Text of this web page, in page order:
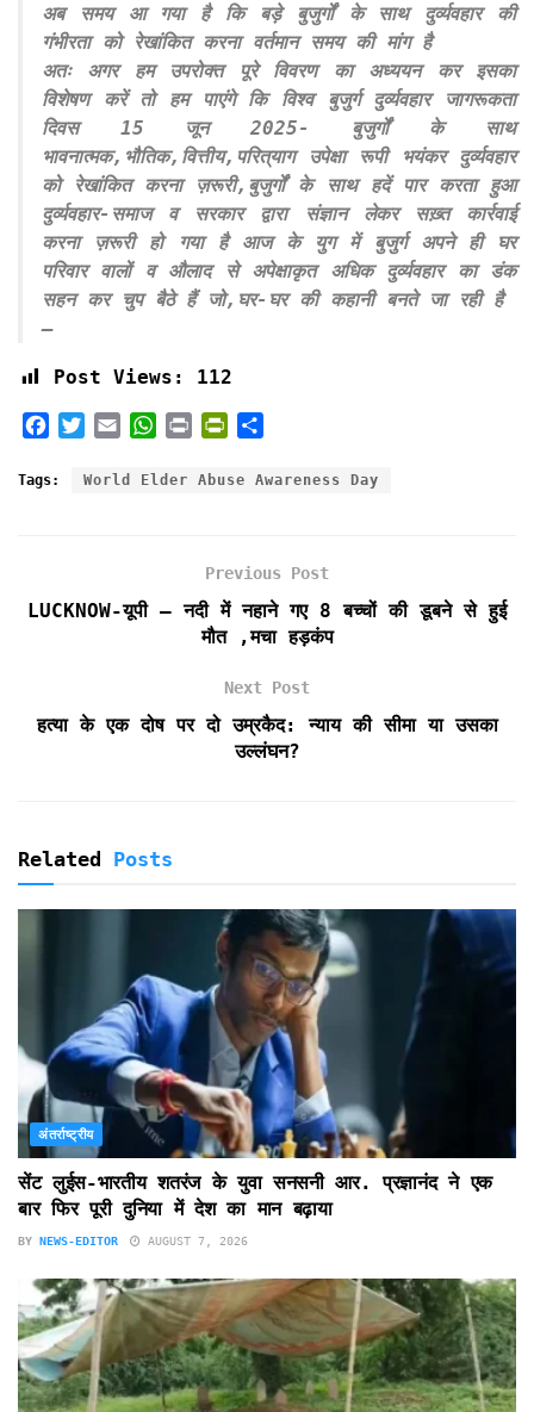
अब समय आ गया है कि बड़े बुजुर्गों के साथ दुर्व्यवहार की
गंभीरता को रेखांकित करना वर्तमान समय की मांग है
अतः अगर हम उपरोक्त पूरे विवरण का अध्ययन कर इसका
विशेषण करें तो हम पाएंगे कि विश्व बुजुर्ग दुर्व्यवहार जागरूकता
दिवस 15 जून 2025- बुजुर्गों के साथ
भावनात्मक,भौतिक,वित्तीय,परित्याग उपेक्षा रूपी भयंकर दुर्व्यवहार
को रेखांकित करना ज़रूरी,बुजुर्गों के साथ हदें पार करता हुआ
दुर्व्यवहार-समाज व सरकार द्वारा संज्ञान लेकर सख़्त कार्रवाई
करना ज़रूरी हो गया है आज के युग में बुजुर्ग अपने ही घर
परिवार वालों व औलाद से अपेक्षाकृत अधिक दुर्व्यवहार का डंक
सहन कर चुप बैठे हैं जो,घर-घर की कहानी बनते जा रही है
–
Post Views: 112
c
k
i
a
a
p
i
i
r
i
d
l
y
a
Tags: World Elder Abuse Awareness Day
Previous Post
LUCKNOW-यूपी – नदी में नहाने गए 8 बच्चों की डूबने से हुई
मौत ,मचा हड़कंप
Next Post
हत्या के एक दोष पर दो उम्रकैद: न्याय की सीमा या उसका
उल्लंघन?
Related Posts
अंतर्राष्ट्रीय
सेंट लुईस-भारतीय शतरंज के युवा सनसनी आर. प्रज्ञानंद ने एक
बार फिर पूरी दुनिया में देश का मान बढ़ाया
BY NEWS-EDITOR AUGUST 7, 2026